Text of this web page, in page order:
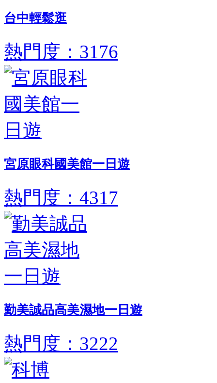
台中輕鬆逛
熱門度：3176
宮原眼科國美館一日遊
熱門度：4317
勤美誠品高美濕地一日遊
熱門度：3222